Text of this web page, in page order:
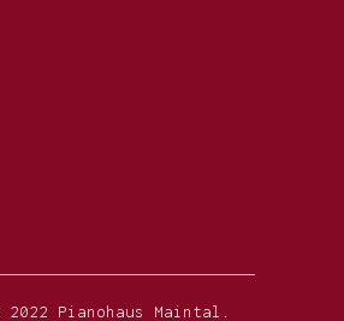
Pianohaus Maintal.